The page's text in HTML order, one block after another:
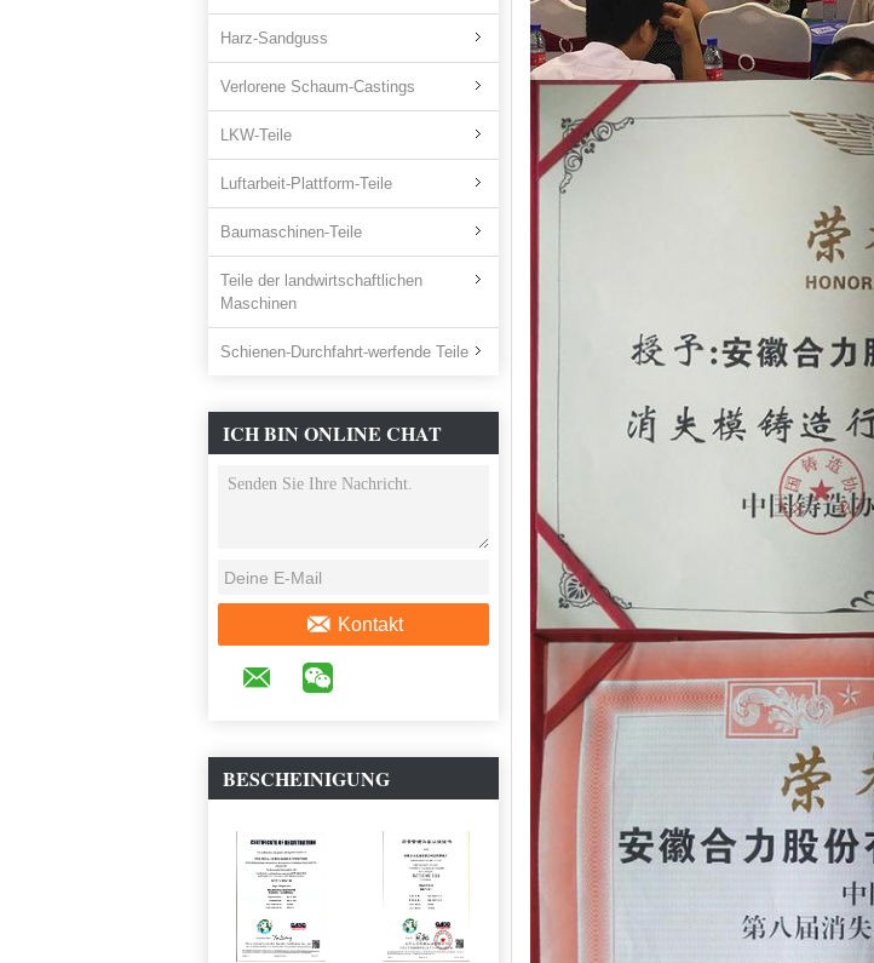
Harz-Sandguss
Verlorene Schaum-Castings
LKW-Teile
Luftarbeit-Plattform-Teile
Baumaschinen-Teile
Teile der landwirtschaftlichen
Maschinen
Schienen-Durchfahrt-werfende Teile
ICH BIN ONLINE CHAT
JETZT
Kontakt
BESCHEINIGUNG